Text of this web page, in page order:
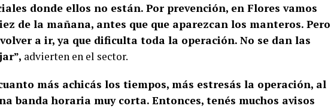
donde ellos no están. Por prevención, en Flores vamos
de la mañana, antes que que aparezcan los manteros. Pero
a ir, ya que dificulta toda la operación. No se dan las
advierten en el sector.
más achicás los tiempos, más estresás la operación, al
banda horaria muy corta. Entonces, tenés muchos avisos